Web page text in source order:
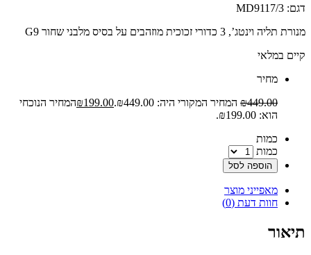
דגם: MD9117/3
מנורת תליה וינטג’, 3 כדורי זכוכית מוזהבים על בסיס מלבני שחור G9
קיים במלאי
‫מחיר‬
₪449.00 המחיר המקורי היה: ₪449.00. ₪199.00
המחיר הנוכחי
הוא: ₪199.00.
‫כמות‬
כמות
הוספה לסל
מאפייני מוצר
חוות דעת (0)
תיאור